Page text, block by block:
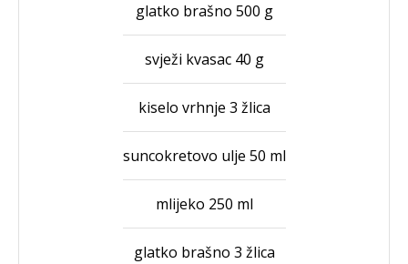
glatko brašno 500 g
svježi kvasac 40 g
kiselo vrhnje 3 žlica
suncokretovo ulje 50 ml
mlijeko 250 ml
glatko brašno 3 žlica